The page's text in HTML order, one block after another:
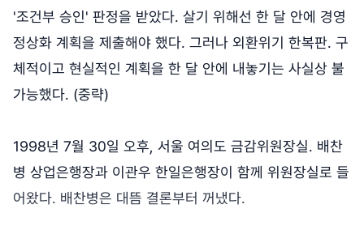
'조건부 승인' 판정을 받았다. 살기 위해선 한 달 안에 경영
정상화 계획을 제출해야 했다. 그러나 외환위기 한복판. 구
체적이고 현실적인 계획을 한 달 안에 내놓기는 사실상 불
가능했다. (중략)
1998년 7월 30일 오후, 서울 여의도 금감위원장실. 배찬
병 상업은행장과 이관우 한일은행장이 함께 위원장실로 들
어왔다. 배찬병은 대뜸 결론부터 꺼냈다.